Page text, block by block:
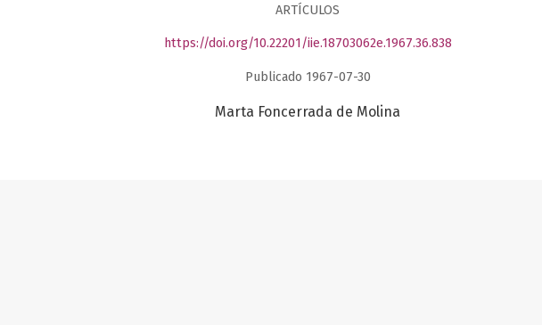
ARTÍCULOS
https://doi.org/10.22201/iie.18703062e.1967.36.838
Publicado 1967-07-30
Marta Foncerrada de Molina